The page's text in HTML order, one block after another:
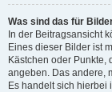
Was sind das für
In der Beitragsansicht
Eines dieser Bilder ist
Kästchen oder Punkte,
angeben. Das andere,
Es handelt sich hierbei